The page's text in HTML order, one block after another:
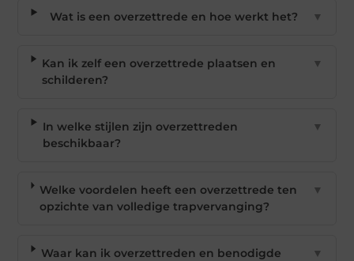
Wat is een overzettrede en hoe werkt het? ▼
Kan ik zelf een overzettrede plaatsen en
schilderen?
▼
In welke stijlen zijn overzettreden
beschikbaar?
▼
Welke voordelen heeft een overzettrede ten
opzichte van volledige trapvervanging?
▼
Waar kan ik overzettreden en benodigde
▼